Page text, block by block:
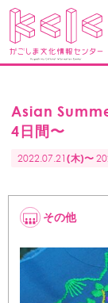
Asian
4日間〜
2022.07.21(木)〜
その他